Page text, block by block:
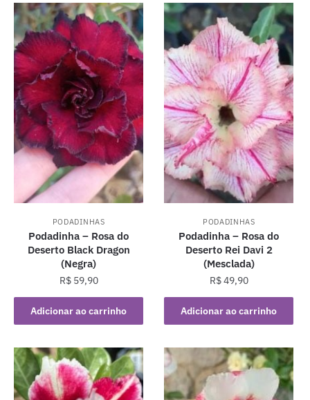
PODADINHAS
Podadinha – Rosa do
Deserto Black Dragon
(Negra)
R$59,90
Adicionar ao carrinho
PODADINHAS
Podadinha – Rosa do
Deserto Rei Davi 2
(Mesclada)
R$49,90
Adicionar ao carrinho